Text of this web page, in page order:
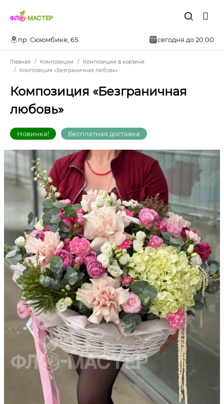
пр. Сююмбике, 65 сегодня до 20:00
Главная Композиции
Композиции в корзине
Композиция «Безграничная любовь»
Композиция «Безграничная
любовь»
Новинка! Бесплатная доставка